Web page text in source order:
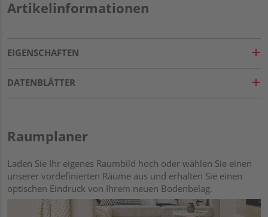
Artikelinformationen
EIGENSCHAFTEN
DATENBLÄTTER
Raumplaner
Laden Sie Ihr eigenes Raumbild hoch oder wählen Sie einen
unserer vordefinierten Räume aus und erhalten Sie einen
optischen Eindruck von Ihrem neuen Bodenbelag.